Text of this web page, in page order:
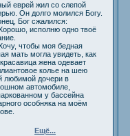
еврей жил со слепой
Он долго молился Богу.
Бог сжалился:
исполню одно твоё
чтобы моя бедная
мать могла увидеть, как
жена одевает
колье на шею
любимой дочери в
автомобиле,
у бассейна
особняка на моём
Ещё...